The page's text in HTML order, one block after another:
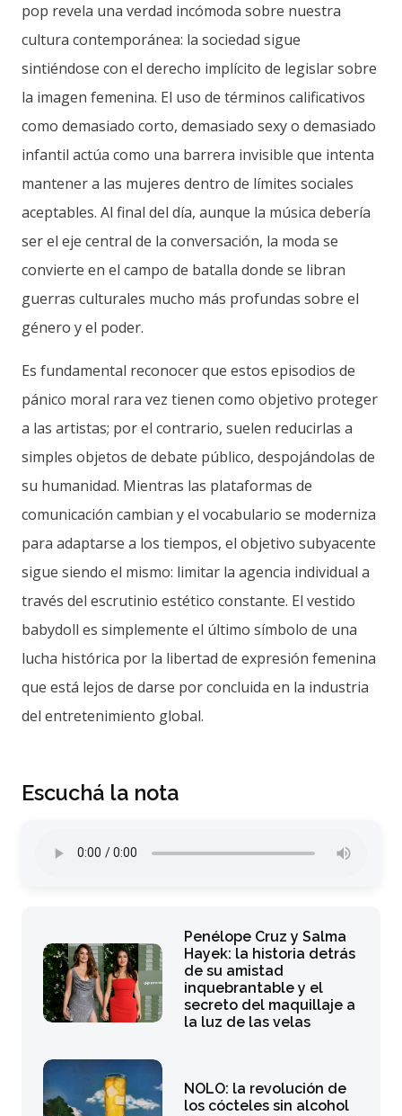
pop revela una verdad incómoda sobre nuestra
cultura contemporánea: la sociedad sigue
sintiéndose con el derecho implícito de legislar sobre
la imagen femenina. El uso de términos calificativos
como demasiado corto, demasiado sexy o demasiado
infantil actúa como una barrera invisible que intenta
mantener a las mujeres dentro de límites sociales
aceptables. Al final del día, aunque la música debería
ser el eje central de la conversación, la moda se
convierte en el campo de batalla donde se libran
guerras culturales mucho más profundas sobre el
género y el poder.
Es fundamental reconocer que estos episodios de
pánico moral rara vez tienen como objetivo proteger
a las artistas; por el contrario, suelen reducirlas a
simples objetos de debate público, despojándolas de
su humanidad. Mientras las plataformas de
comunicación cambian y el vocabulario se moderniza
para adaptarse a los tiempos, el objetivo subyacente
sigue siendo el mismo: limitar la agencia individual a
través del escrutinio estético constante. El vestido
babydoll es simplemente el último símbolo de una
lucha histórica por la libertad de expresión femenina
que está lejos de darse por concluida en la industria
del entretenimiento global.
Escuchá la nota
Penélope Cruz y Salma
Hayek: la historia detrás
de su amistad
inquebrantable y el
secreto del maquillaje a
la luz de las velas
NOLO: la revolución de
los cócteles sin alcohol